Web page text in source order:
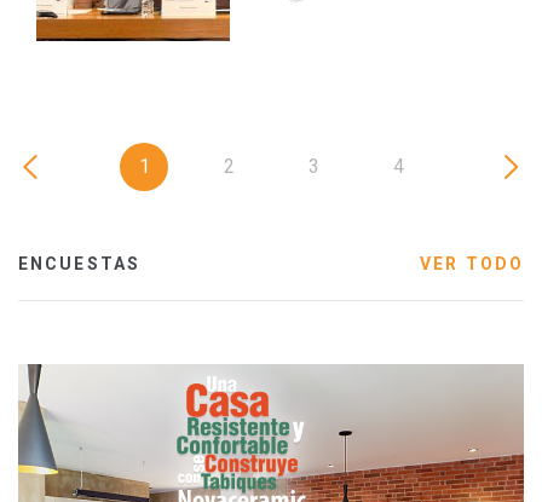
1 2 3 4
ENCUESTAS VER TODO